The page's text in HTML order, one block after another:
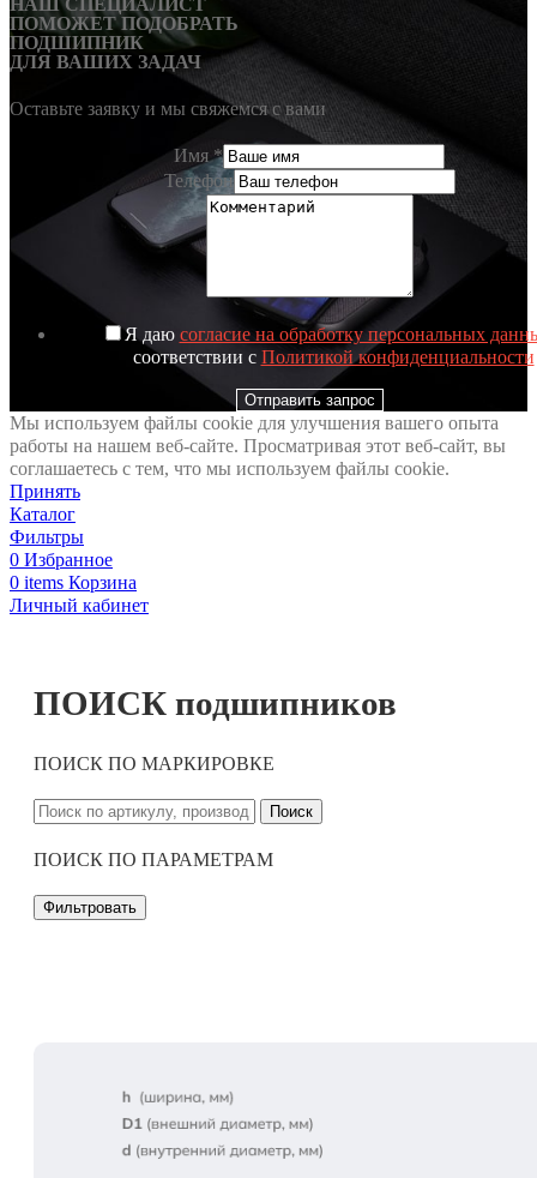
НАШ СПЕЦИАЛИСТ
ПОМОЖЕТ ПОДОБРАТЬ
ПОДШИПНИК
ДЛЯ ВАШИХ ЗАДАЧ
Оставьте заявку и мы свяжемся с вами
Имя*
Телефон
Я даю согласие на обработку персональных
соответствии с Политикой конфиденциальности
Отправить запрос
Мы используем файлы cookie для улучшения вашего опыта
работы на нашем веб-сайте. Просматривая этот веб-сайт, вы
соглашаетесь с тем, что мы используем файлы cookie.
Принять
Каталог
Фильтры
0 Избранное
0 items Корзина
Личный кабинет
ПОИСК подшипников
ПОИСК ПО МАРКИРОВКЕ
Поиск
ПОИСК ПО ПАРАМЕТРАМ
Фильтровать